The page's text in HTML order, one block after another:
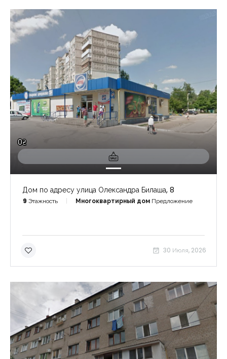
0₴
Дом по адресу улица Олександра Билаша, 8
9 Этажность Многоквартирный дом Предложение
30 Июля, 2026